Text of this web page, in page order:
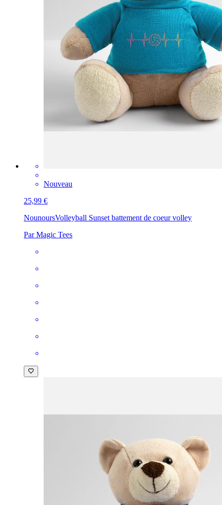
Nouveau
25,99 €
NounoursVolleyball Sunset battement de coeur volley
Par Magic Tees